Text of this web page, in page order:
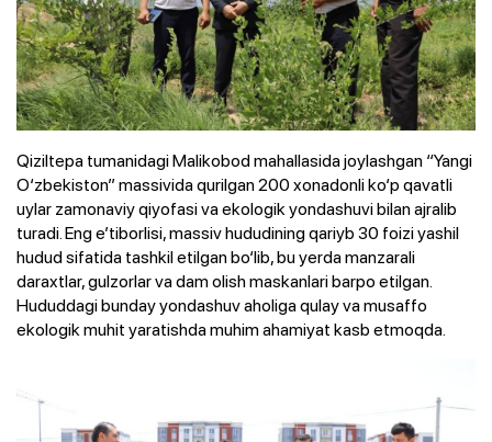
Qiziltepa tumanidagi Malikobod mahallasida joylashgan “Yangi
O‘zbekiston” massivida qurilgan 200 xonadonli ko‘p qavatli
uylar zamonaviy qiyofasi va ekologik yondashuvi bilan ajralib
turadi. Eng e’tiborlisi, massiv hududining qariyb 30 foizi yashil
hudud sifatida tashkil etilgan bo‘lib, bu yerda manzarali
daraxtlar, gulzorlar va dam olish maskanlari barpo etilgan.
Hududdagi bunday yondashuv aholiga qulay va musaffo
ekologik muhit yaratishda muhim ahamiyat kasb etmoqda.